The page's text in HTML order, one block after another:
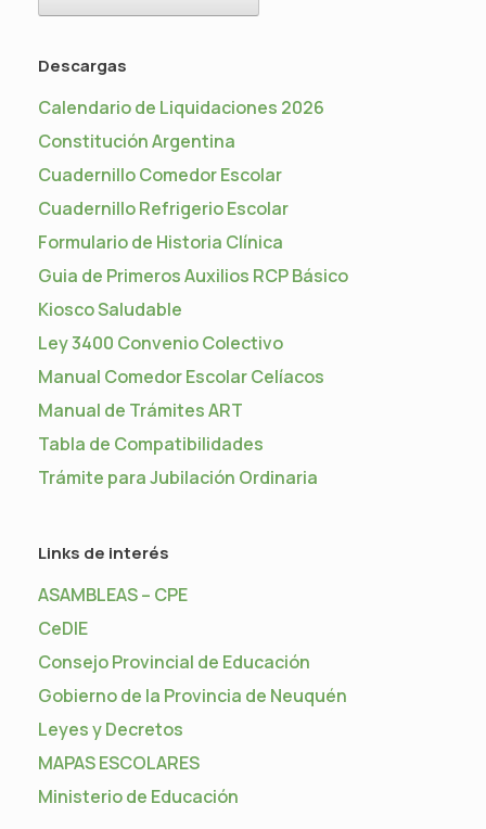
Descargas
Calendario de Liquidaciones 2026
Constitución Argentina
Cuadernillo Comedor Escolar
Cuadernillo Refrigerio Escolar
Formulario de Historia Clínica
Guia de Primeros Auxilios RCP Básico
Kiosco Saludable
Ley 3400 Convenio Colectivo
Manual Comedor Escolar Celíacos
Manual de Trámites ART
Tabla de Compatibilidades
Trámite para Jubilación Ordinaria
Links de interés
ASAMBLEAS – CPE
CeDIE
Consejo Provincial de Educación
Gobierno de la Provincia de Neuquén
Leyes y Decretos
MAPAS ESCOLARES
Ministerio de Educación